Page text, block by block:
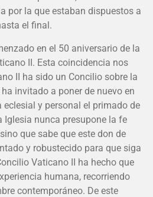
por la que estaban dispuestos a
el final.
en el 50 aniversario de la
II. Esta coincidencia nos
II ha sido un Concilio sobre la
invitado a poner de nuevo en
eclesial y personal el primado de
Iglesia nunca presupone la fe
que sabe que este don de
y robustecido para que siga
Vaticano II ha hecho que
humana, recorriendo
contemporáneo. De este